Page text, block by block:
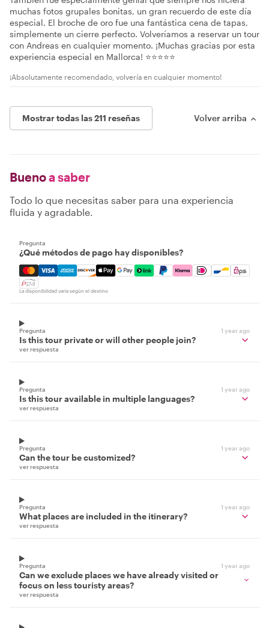
muchas fotos grupales bonitas, un gran recuerdo de este día
especial. El broche de oro fue una fantástica cena de tapas,
simplemente un cierre perfecto. Volveríamos a reservar un tour
con Andreas en cualquier momento. ¡Muchas gracias por esta
experiencia especial en Mallorca! ⭐⭐⭐⭐⭐
¡Absolutamente recomendado, volvería en cualquier momento!
Mostrar todas las 211 reseñas Volver arriba
Buenoa saber
Todo lo que necesitas saber para una experiencia
fluida y agradable.
Pregunta
¿Qué métodos de pago hay disponibles?
Mastercard, Visa, Amex, Discover, Apple Pay, Google
La disponibilidad varía según el destino
Pregunta 1 year ago
Is this tour private or will other people join?
ver respuesta
Pregunta 1 year ago
Is this tour available in multiple languages?
ver respuesta
Pregunta 1 year ago
Can the tour be customized?
ver respuesta
Pregunta 1 year ago
What places are included in the itinerary?
ver respuesta
Pregunta 1 year ago
Can we exclude places we have already visited or
focus on less touristy areas?
ver respuesta